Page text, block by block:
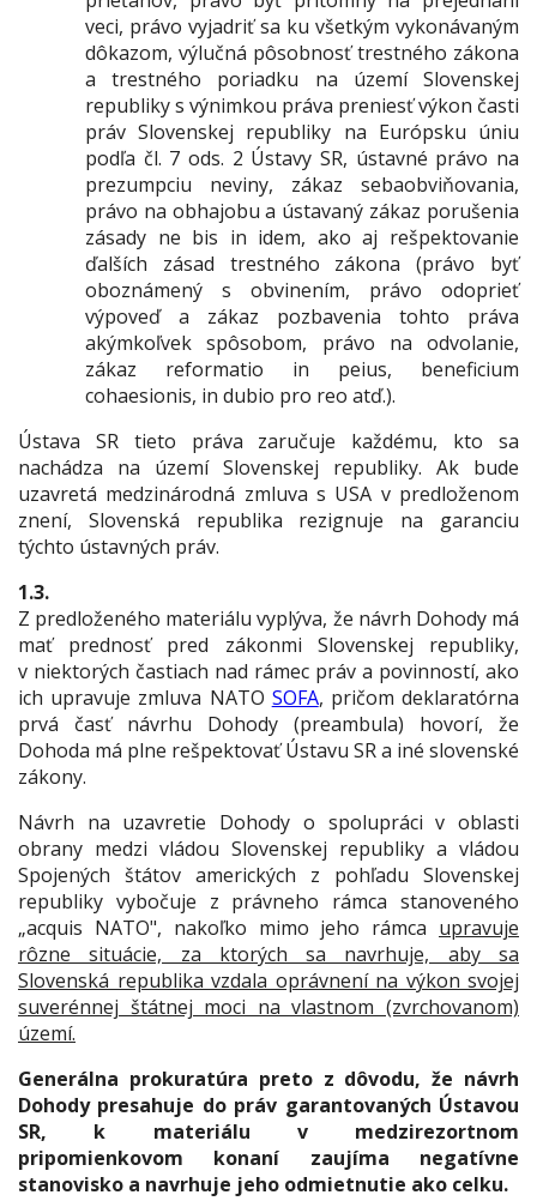
veci, právo vyjadriť sa ku všetkým vykonávaným
dôkazom, výlučná pôsobnosť trestného zákona
a trestného poriadku na území Slovenskej
republiky s výnimkou práva preniesť výkon časti
práv Slovenskej republiky na Európsku úniu
podľa čl. 7 ods. 2 Ústavy SR, ústavné právo na
prezumpciu neviny, zákaz sebaobviňovania,
právo na obhajobu a ústavaný zákaz porušenia
zásady ne bis in idem, ako aj rešpektovanie
ďalších zásad trestného zákona (právo byť
oboznámený s obvinením, právo odoprieť
výpoveď a zákaz pozbavenia tohto práva
akýmkoľvek spôsobom, právo na odvolanie,
zákaz reformatio in peius, beneficium
cohaesionis, in dubio pro reo atď.).
Ústava SR tieto práva zaručuje každému, kto sa
nachádza na území Slovenskej republiky. Ak bude
uzavretá medzinárodná zmluva s USA v predloženom
znení, Slovenská republika rezignuje na garanciu
týchto ústavných práv.
1.3.
Z predloženého materiálu vyplýva, že návrh Dohody má
mať prednosť pred zákonmi Slovenskej republiky,
v niektorých častiach nad rámec práv a povinností, ako
ich upravuje zmluva NATO SOFA, pričom deklaratórna
prvá časť návrhu Dohody (preambula) hovorí, že
Dohoda má plne rešpektovať Ústavu SR a iné slovenské
zákony.
Návrh na uzavretie Dohody o spolupráci v oblasti
obrany medzi vládou Slovenskej republiky a vládou
Spojených štátov amerických z pohľadu Slovenskej
republiky vybočuje z právneho rámca stanoveného
„acquis NATO", nakoľko mimo jeho rámca upravuje
rôzne situácie, za ktorých sa navrhuje, aby sa
Slovenská republika vzdala oprávnení na výkon svojej
suverénnej štátnej moci na vlastnom (zvrchovanom)
území.
Generálna prokuratúra preto z dôvodu, že návrh
Dohody presahuje do práv garantovaných Ústavou
SR, k materiálu v medzirezortnom
pripomienkovom konaní zaujíma negatívne
stanovisko a navrhuje jeho odmietnutie ako celku.